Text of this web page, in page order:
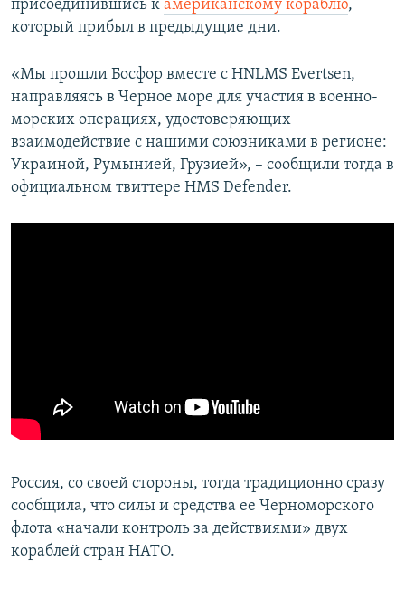
присоединившись к американскому кораблю,
который прибыл в предыдущие дни.
«Мы прошли Босфор вместе с HNLMS Evertsen,
направляясь в Черное море для участия в военно-
морских операциях, удостоверяющих
взаимодействие с нашими союзниками в регионе:
Украиной, Румынией, Грузией», – сообщили тогда в
официальном твиттере HMS Defender.
Россия, со своей стороны, тогда традиционно сразу
сообщила, что силы и средства ее Черноморского
флота «начали контроль за действиями» двух
кораблей стран НАТО.